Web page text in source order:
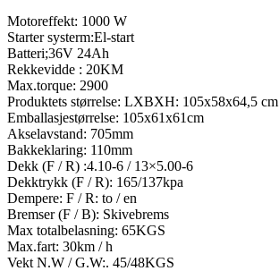
Motoreffekt: 1000 W
Starter systerm:El-start
Batteri;36V 24Ah
Rekkevidde : 20KM
Max.torque: 2900
Produktets størrelse: LXBXH: 105x58x64,5 cm
Emballasjestørrelse: 105x61x61cm
Akselavstand: 705mm
Bakkeklaring: 110mm
Dekk (F / R) :4.10-6 / 13×5.00-6
Dekktrykk (F / R): 165/137kpa
Dempere: F / R: to / en
Bremser (F / B): Skivebrems
Max totalbelasning: 65KGS
Max.fart: 30km / h
Vekt N.W / G.W:. 45/48KGS